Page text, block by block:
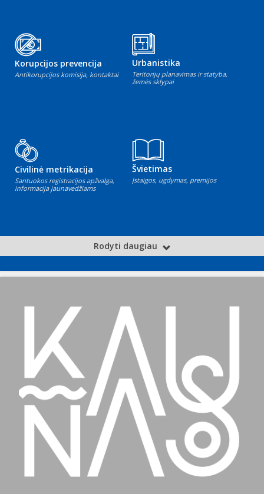
Korupcijos prevencija
Antikorupcijos komisija, kontaktai
Urbanistika
Teritorijų planavimas ir statyba,
žemės sklypai
Civilinė metrikacija
Santuokos registracijos apžvalga,
informacija jaunavedžiams
Švietimas
Įstaigos, ugdymas, premijos
Rodyti daugiau